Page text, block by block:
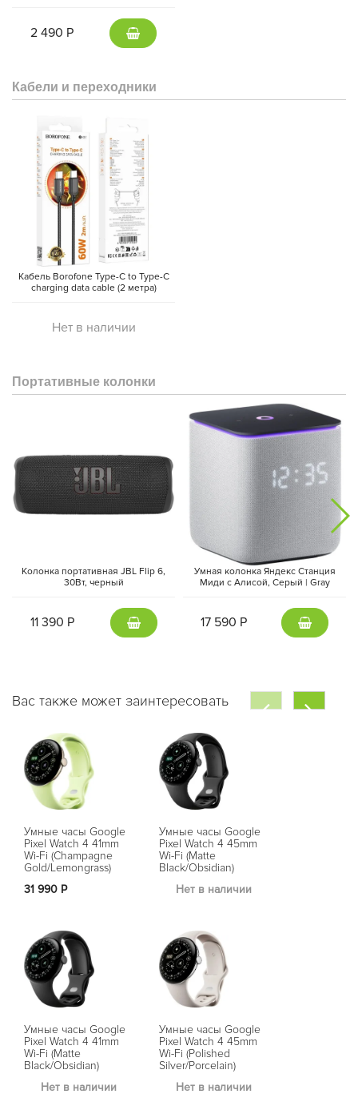
2 490 Р
Кабели и переходники
Кабель Borofone Type-C to Type-C
charging data cable (2 метра)
Нет в наличии
Портативные колонки
Колонка портативная JBL Flip 6,
30Вт, черный
11 390 Р
Умная колонка Яндекс Станция
Миди с Алисой, Cерый | Gray
17 590 Р
Вас также может заинтересовать
Умные часы Google
Pixel Watch 4 41mm
Wi-Fi (Champagne
Gold/Lemongrass)
31 990 Р
Умные часы Google
Pixel Watch 4 41mm
Wi-Fi (Matte
Black/Obsidian)
Нет в наличии
Умные часы Google
Pixel Watch 4 45mm
Wi-Fi (Matte
Black/Obsidian)
Нет в наличии
Умные часы Google
Pixel Watch 4 45mm
Wi-Fi (Polished
Silver/Porcelain)
Нет в наличии